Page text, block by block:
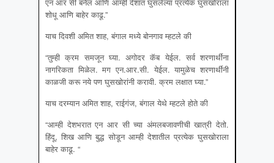
शोधू आणि बाहेर काढू.”
याच दिवशी अमित शाह, बंगाल मध्ये बोनगाव म्हटले की
“तुम्ही क्रम समजून घ्या. अगोदर कॅब येईल. सर्व शरणार्थींना
नागरिकता मिळेल. मग एन.आर.सी. येईल. यामुळेच शरणार्थींनी
काळजी करू नये पण घुसखोरांनी करावी. क्रम लक्षात घ्या.”
याच दरम्यान अमित शाह, राईगंज, बंगाल येथे म्हटले होते की
“आम्ही देशभरात एन आर सी च्या अंमलबजावणीची खात्री देतो.
हिंदू, शिख आणि बुद्ध सोडून आम्ही देशातील प्रत्येक घुसखोराला
बाहेर काढू. “